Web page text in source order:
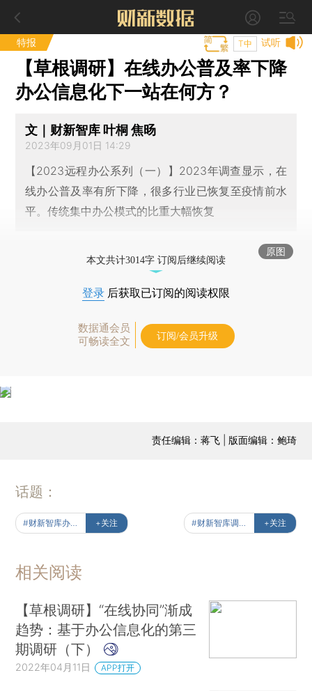
特报 试听
T中
【草根调研】在线办公普及率下降
办公信息化下一站在何方？
文｜财新智库 叶桐 焦旸
2023年09月01日 14:29
【2023远程办公系列（一）】2023年调查显示，在
线办公普及率有所下降，很多行业已恢复至疫情前水
平。传统集中办公模式的比重大幅恢复
原图
本文共计3014字 订阅后继续阅读
登录 后获取已订阅的阅读权限
数据通会员
可畅读全文
订阅/会员升级
责任编辑：蒋飞 | 版面编辑：鲍琦
话题：
+关注 +关注
相关阅读
【草根调研】“在线协同”渐成
趋势：基于办公信息化的第三
期调研（下）
2022年04月11日 APP打开